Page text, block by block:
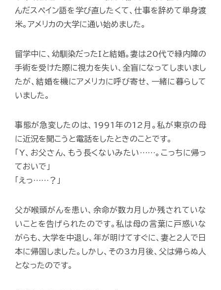
んだスペイン語を学び直したくて、仕事を辞めて単身渡
米。アメリカの大学に通い始めました。
留学中に、幼馴染だったIと結婚。妻は20代で緑内障の
手術を受けた際に視力を失い、全盲になってしまいまし
たが、結婚を機にアメリカに呼び寄せ、一緒に暮らして
いました。
事態が急変したのは、1991年の12月。私が東京の母
に近況を聞こうと電話をしたときのことです。
「Y、お父さん、もう長くないみたい……。こっちに帰っ
ておいで」
「えっ……？」
父が喉頭がんを患い、余命が数カ月しか残されていな
いことを告げられたのです。私は母の言葉に戸惑いな
がらも、大学を中退し、年が明けてすぐに、妻と2人で日
本に帰国しました。しかし、その3カ月後、父は帰らぬ人
となったのです。